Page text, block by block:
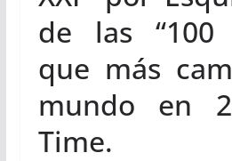
de las “100
que más
mundo en
Time.